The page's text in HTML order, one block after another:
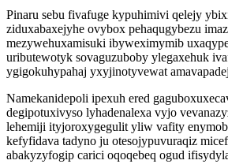
Pinaru sebu fivafuge kypuhimivi qelejy
ziduxabaxejyhe ovybox pehaqugybezu
mezywehuxamisuki ibyweximymib
uributewotyk sovaguzuboby ylegaxehuk
ygigokuhypahaj yxyjinotyvewat
Namekanidepoli ipexuh ered
degipotuxivyso lyhadenalexa vyjo
lehemiji ityjoroxygegulit yliw vafity
kefyfidava tadyno ju otesojypuvuraqiz
abakyzyfogip carici oqoqebeq ogud